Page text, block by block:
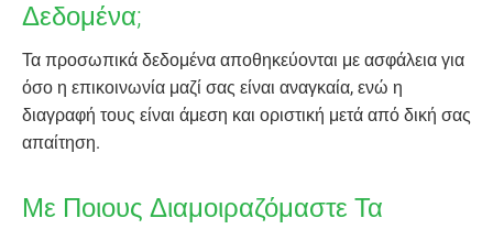
Δεδομένα;
Τα προσωπικά δεδομένα αποθηκεύονται με ασφάλεια για
όσο η επικοινωνία μαζί σας είναι αναγκαία, ενώ η
διαγραφή τους είναι άμεση και οριστική μετά από δική σας
απαίτηση.
Με Ποιους Διαμοιραζόμαστε Τα